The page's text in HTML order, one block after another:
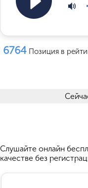
6764 Позиция в
Cлушайте онлайн
качестве без